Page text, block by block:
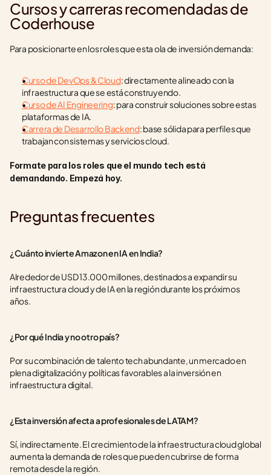
Cursos y carreras recomendadas de
Coderhouse
Para posicionarte en los roles que esta ola de inversión demanda:
Curso de DevOps & Cloud: directamente alineado con la
infraestructura que se está construyendo.
Curso de AI Engineering: para construir soluciones sobre estas
plataformas de IA.
Carrera de Desarrollo Backend: base sólida para perfiles que
trabajan con sistemas y servicios cloud.
Formate para los roles que el mundo tech está
demandando. Empezá hoy.
Preguntas frecuentes
¿Cuánto invierte Amazon en IA en India?
Alrededor de USD 13.000 millones, destinados a expandir su
infraestructura cloud y de IA en la región durante los próximos
años.
¿Por qué India y no otro país?
Por su combinación de talento tech abundante, un mercado en
plena digitalización y políticas favorables a la inversión en
infraestructura digital.
¿Esta inversión afecta a profesionales de LATAM?
Sí, indirectamente. El crecimiento de la infraestructura cloud global
aumenta la demanda de roles que pueden cubrirse de forma
remota desde la región.